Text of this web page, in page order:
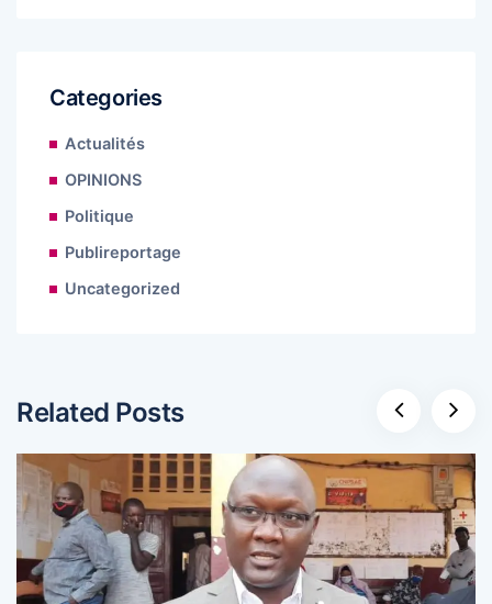
Categories
Actualités
OPINIONS
Politique
Publireportage
Uncategorized
Related Posts